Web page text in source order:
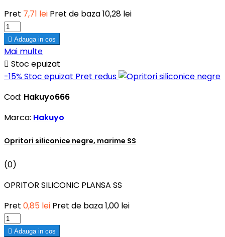
Pret 7,71 lei Pret de baza10,28 lei
 Adauga in cos
Mai multe
 Stoc epuizat
-15%Stoc epuizat Pret redus
Cod: Hakuyo666
Marca: Hakuyo
Opritori siliconice negre, marime SS
(0)
OPRITOR SILICONIC PLANSA SS
Pret 0,85 lei Pret de baza1,00 lei
 Adauga in cos